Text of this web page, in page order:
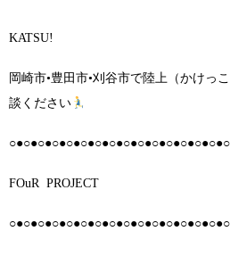
KATSU!
岡崎市•豊田市•刈谷市で陸上（かけっ
談ください
FOuR PROJECT